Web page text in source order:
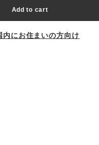
Add to cart
内にお住まいの方向け